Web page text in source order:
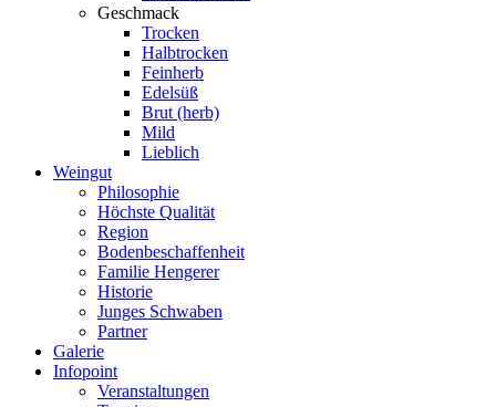
Geschmack
Trocken
Halbtrocken
Feinherb
Edelsüß
Brut (herb)
Mild
Lieblich
Weingut
Philosophie
Höchste Qualität
Region
Bodenbeschaffenheit
Familie Hengerer
Historie
Junges Schwaben
Partner
Galerie
Infopoint
Veranstaltungen